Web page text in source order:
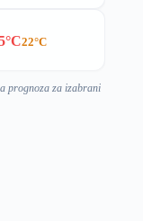
22°C
prognoza za izabrani